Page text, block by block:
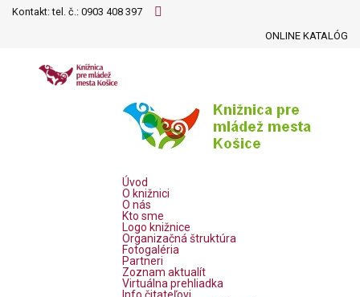
Kontakt: tel. č.: 0903 408 397
ONLINE KATALÓG
Úvod
O knižnici
O nás
Kto sme
Logo knižnice
Organizačná štruktúra
Fotogaléria
Partneri
Zoznam aktualít
Virtuálna prehliadka